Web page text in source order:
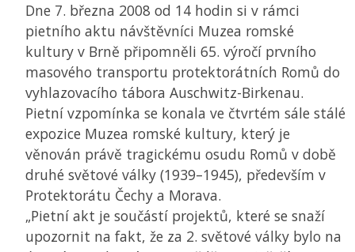
Dne 7. března 2008 od 14 hodin si v rámci
pietního aktu návštěvníci Muzea romské
kultury v Brně připomněli 65. výročí prvního
masového transportu protektorátních Romů do
vyhlazovacího tábora Auschwitz-Birkenau.
Pietní vzpomínka se konala ve čtvrtém sále stálé
expozice Muzea romské kultury, který je
věnován právě tragickému osudu Romů v době
druhé světové války (1939–1945), především v
Protektorátu Čechy a Morava.
„Pietní akt je součástí projektů, které se snaží
upozornit na fakt, že za 2. světové války bylo na